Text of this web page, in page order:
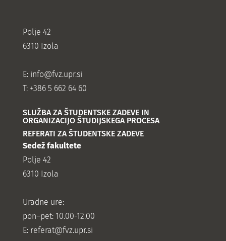
Polje 42
6310 Izola
E: info@fvz.upr.si
T: +386 5 662 64 60
SLUŽBA ZA ŠTUDENTSKE ZADEVE IN
ORGANIZACIJO ŠTUDIJSKEGA PROCESA
REFERATI ZA ŠTUDENTSKE ZADEVE
Sedež fakultete
Polje 42
6310 Izola
Uradne ure:
pon–pet: 10.00-12.00
E: referat@fvz.upr.si